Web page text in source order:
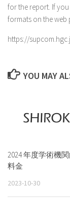
for the report. If
formats on the web
https://
YOU MAY
2024 年度学術機
料金
2023-10-30